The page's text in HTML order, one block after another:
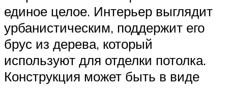
единое целое. Интерьер выглядит
урбанистическим, поддержит его
брус из дерева, который
используют для отделки потолка.
Конструкция может быть в виде